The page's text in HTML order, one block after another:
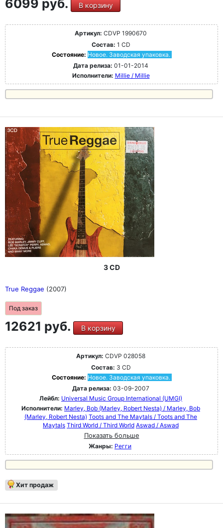
6099 руб. В корзину
Артикул: CDVP 1990670
Состав: 1 CD
Состояние: Новое. Заводская упаковка.
Дата релиза: 01-01-2014
Исполнители: Millie / Millie
3 CD
True Reggae (2007)
Под заказ
12621 руб. В корзину
Артикул: CDVP 028058
Состав: 3 CD
Состояние: Новое. Заводская упаковка.
Дата релиза: 03-09-2007
Лейбл: Universal Music Group International (UMGI)
Исполнители: Marley, Bob (Marley, Robert Nesta) / Marley, Bob
(Marley, Robert Nesta) Toots and The Maytals / Toots and The
Maytals Third World / Third World Aswad / Aswad
Показать больше
Жанры: Регги
Хит продаж